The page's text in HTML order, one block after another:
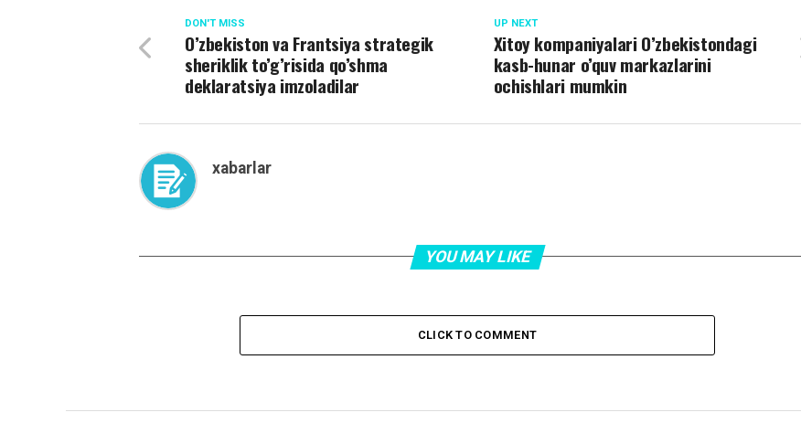
UP NEXT
Xitoy kompaniyalari O’zbekistondagi
kasb-hunar o’quv markazlarini
ochishlari mumkin
DON'T MISS
O’zbekiston va Frantsiya strategik
sheriklik to’g’risida qo’shma
deklaratsiya imzoladilar
xabarlar
YOU MAY LIKE
CLICK TO COMMENT